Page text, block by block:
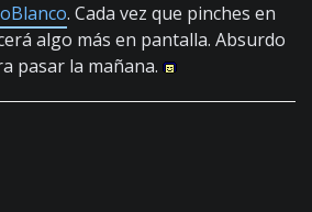
. Cada vez que pinches en
algo más en pantalla. Absurdo
pasar la mañana.